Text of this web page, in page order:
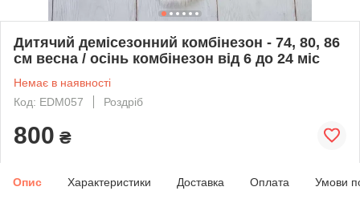
Дитячий демісезонний комбінезон - 74, 80, 86
см весна / осінь комбінезон від 6 до 24 міс
Немає в наявності
Код: EDM057
Роздріб
800 ₴
Опис Характеристики Доставка Оплата Умови